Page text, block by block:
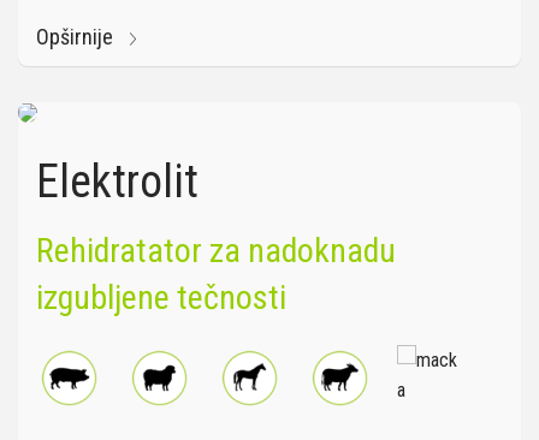
Opširnije
Elektrolit
Rehidratator za nadoknadu
izgubljene tečnosti